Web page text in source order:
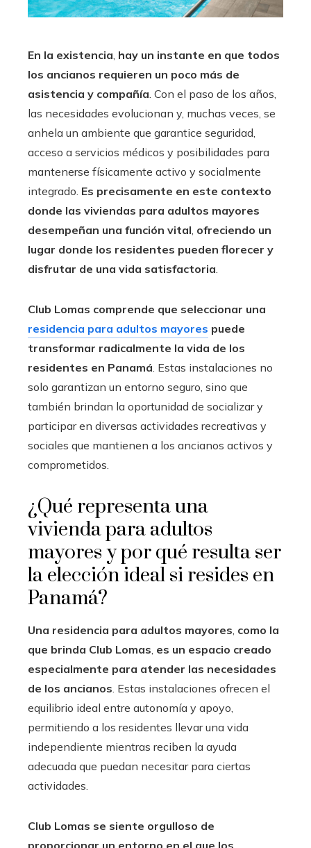
En la existencia, hay un instante en que todos
los ancianos requieren un poco más de
asistencia y compañía. Con el paso de los años,
las necesidades evolucionan y, muchas veces, se
anhela un ambiente que garantice seguridad,
acceso a servicios médicos y posibilidades para
mantenerse físicamente activo y socialmente
integrado. Es precisamente en este contexto
donde las viviendas para adultos mayores
desempeñan una función vital, ofreciendo un
lugar donde los residentes pueden florecer y
disfrutar de una vida satisfactoria.
Club Lomas comprende que seleccionar una
residencia para adultos mayores puede
transformar radicalmente la vida de los
residentes en Panamá. Estas instalaciones no
solo garantizan un entorno seguro, sino que
también brindan la oportunidad de socializar y
participar en diversas actividades recreativas y
sociales que mantienen a los ancianos activos y
comprometidos.
¿Qué representa una
vivienda para adultos
mayores y por qué resulta ser
la elección ideal si resides en
Panamá?
Una residencia para adultos mayores, como la
que brinda Club Lomas, es un espacio creado
especialmente para atender las necesidades
de los ancianos. Estas instalaciones ofrecen el
equilibrio ideal entre autonomía y apoyo,
permitiendo a los residentes llevar una vida
independiente mientras reciben la ayuda
adecuada que puedan necesitar para ciertas
actividades.
Club Lomas se siente orgulloso de